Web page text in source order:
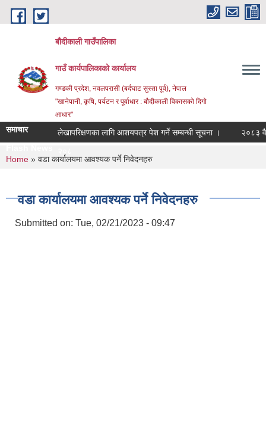
Skip to main content
बौदीकाली गाउँपालिका
गाउँ कार्यपालिकाको कार्यालय
गण्डकी प्रदेश, नवलपरासी (बर्दघाट सुस्ता पूर्व), नेपाल
"खानेपानी, कृषि, पर्यटन र पूर्वाधार : बौदीकाली विकासको दिगो
आधार"
समाचार लेखापरिक्षणका लागि आशयपत्र पेश गर्ने सम्बन्धी सूचना ।
२०८३ वैशाख १
You are here
Home » वडा कार्यालयमा आवश्यक पर्ने निवेदनहरु
वडा कार्यालयमा आवश्यक पर्ने निवेदनहरु
Submitted on: Tue, 02/21/2023 - 09:47